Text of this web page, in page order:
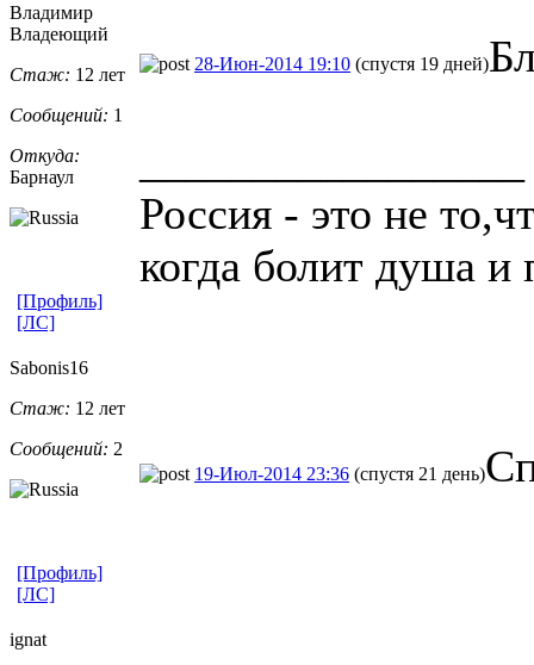
Владимир
Владеющий
Стаж: 12 лет
Сообщений: 1
Откуда:
Барнаул
28-Июн-2014 19:10 (спустя 19 дней)
Россия - это не
когда болит душа и
[Профиль]
[ЛС]
Sabonis16
Стаж: 12 лет
Сообщений: 2
19-Июл-2014 23:36 (спустя 21 день)
[Профиль]
[ЛС]
ignat